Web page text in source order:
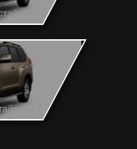
2
3